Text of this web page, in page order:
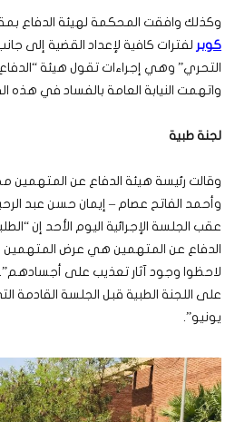
وكذلك وافقت المحكمة لهيئة الدفاع
كوبر لفترات كافية لإعداد القضية إلى
التحري” وهي إجراءات تقول هيئة
واتهمت النيابة العامة بالفساد في هذه
لجنة طبية
وقالت رئيسة هيئة الدفاع عن المتهمين
وأحمد الفاتح عصام – إيمان حسن عبد
عقب الجلسة الإجرائية اليوم الأحد إن
الدفاع عن المتهمين هي عرض المتهمين
لاحظوا وجود آثار تعذيب على
يونيو”.